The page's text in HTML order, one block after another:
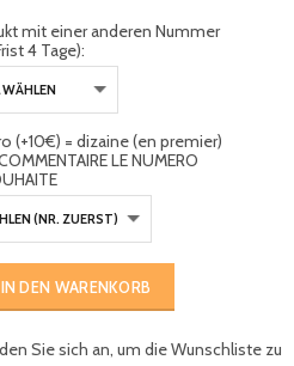
mit einer anderen Nummer
4 Tage):
(+10€) = dizaine (en premier)
LE NUMERO
IN DEN WARENKORB
Sie sich an, um die Wunschliste zu